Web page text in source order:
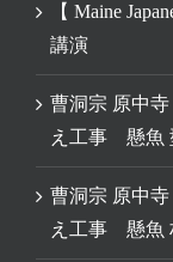
【 Maine
講演
曹洞宗 原中
え工事 懸魚
曹洞宗 原中
え工事 懸魚